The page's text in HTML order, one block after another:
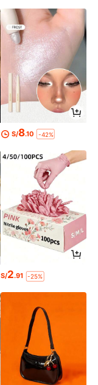
S/8.10 -42%
S/2.91 -25%